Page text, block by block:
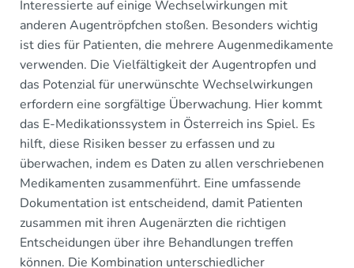
Interessierte auf einige Wechselwirkungen mit
anderen Augentröpfchen stoßen. Besonders wichtig
ist dies für Patienten, die mehrere Augenmedikamente
verwenden. Die Vielfältigkeit der Augentropfen und
das Potenzial für unerwünschte Wechselwirkungen
erfordern eine sorgfältige Überwachung. Hier kommt
das E-Medikationssystem in Österreich ins Spiel. Es
hilft, diese Risiken besser zu erfassen und zu
überwachen, indem es Daten zu allen verschriebenen
Medikamenten zusammenführt. Eine umfassende
Dokumentation ist entscheidend, damit Patienten
zusammen mit ihren Augenärzten die richtigen
Entscheidungen über ihre Behandlungen treffen
können. Die Kombination unterschiedlicher